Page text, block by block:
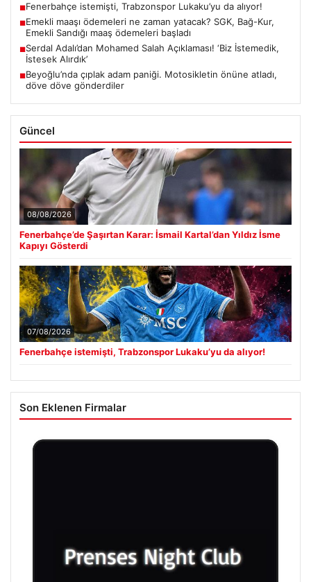
■Fenerbahçe istemişti, Trabzonspor Lukaku’yu da alıyor!
■Emekli maaşı ödemeleri ne zaman yatacak? SGK, Bağ-Kur,
Emekli Sandığı maaş ödemeleri başladı
■Serdal Adalı’dan Mohamed Salah Açıklaması! ‘Biz İstemedik,
İstesek Alırdık’
■Beyoğlu’nda çıplak adam paniği. Motosikletin önüne atladı,
döve döve gönderdiler
Güncel
08/08/2026
Fenerbahçe’de Şaşırtan Karar: İsmail Kartal’dan Yıldız İsme
Kapıyı Gösterdi
07/08/2026
Fenerbahçe istemişti, Trabzonspor Lukaku’yu da alıyor!
Son Eklenen Firmalar